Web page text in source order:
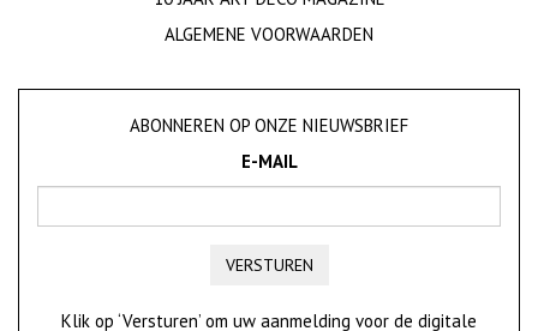
ALGEMENE VOORWAARDEN
ABONNEREN OP ONZE NIEUWSBRIEF
E-MAIL
VERSTUREN
Klik op ‘Versturen’ om uw aanmelding voor de digitale